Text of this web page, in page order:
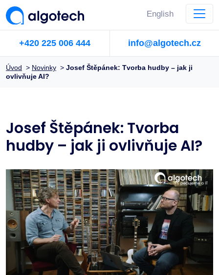
English
+420 225 006 444 info@algotech.cz
Úvod > Novinky > Josef Štěpánek: Tvorba hudby – jak ji
ovlivňuje AI?
Josef Štěpánek: Tvorba
hudby – jak ji ovlivňuje AI?